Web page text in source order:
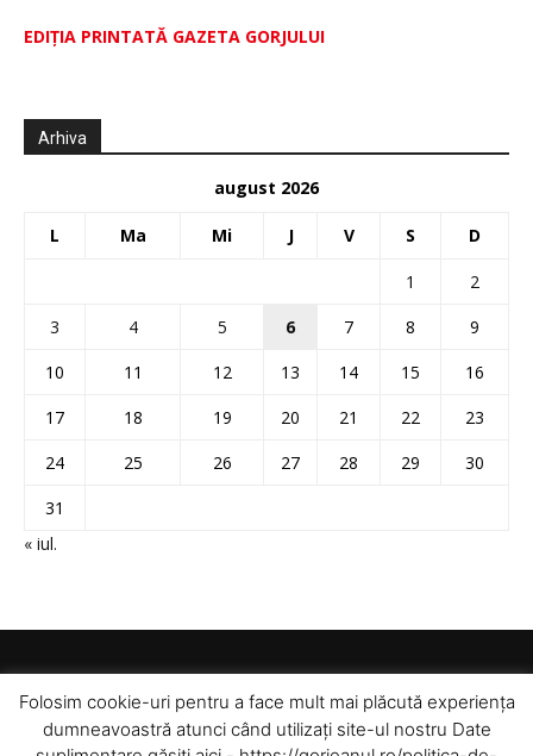
EDIŢIA PRINTATĂ GAZETA GORJULUI
Arhiva
august 2026
L Ma Mi J V S D
1
2
3
4 5 6 7 8
9
10
11 12 13 14 15
16
17
18 19 20 21 22
23
24
25 26 27 28 29
30
31
« iul.
Folosim cookie-uri pentru a face mult mai plăcută experiența
dumneavoastră atunci când utilizați site-ul nostru Date